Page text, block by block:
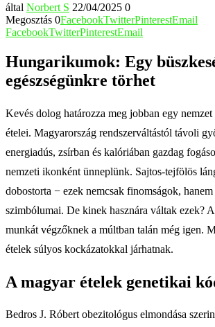
által Norbert S 22/04/2025 0
Megosztás 0FacebookTwitterPinterestEmail
FacebookTwitterPinterestEmail
Hungarikumok: Egy
egészségünkre törhet
Kevés dolog határozza meg jobban egy
ételei. Magyarország rendszerváltástól távoli
energiadús, zsírban és kalóriában gazdag
nemzeti ikonként ünneplünk. Sajtos-tejfölös
dobostorta − ezek nemcsak finomságok,
szimbólumai. De kinek hasznára váltak ezek?
munkát végzőknek a múltban talán még igen.
ételek súlyos kockázatokkal járhatnak.
A magyar ételek genetikai
Bedros J. Róbert obezitológus elmondása